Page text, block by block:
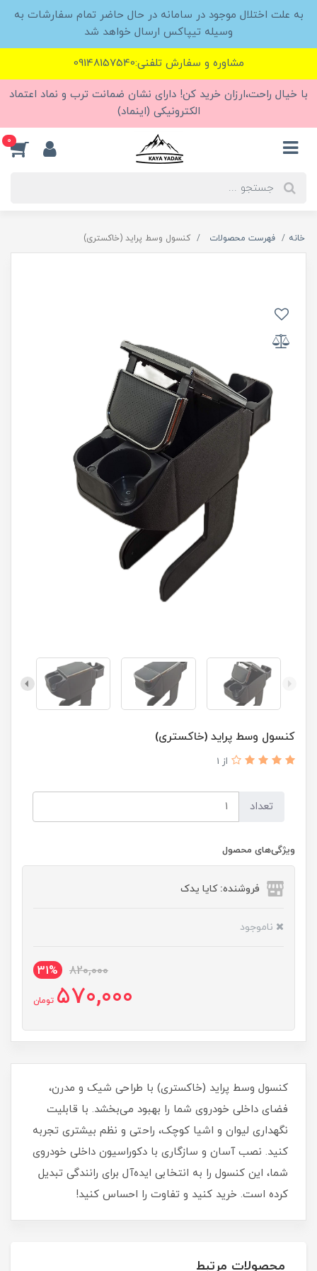
به علت اختلال موجود در سامانه در حال حاضر تمام سفارشات به
وسیله تیپاکس ارسال خواهد شد
مشاوره و سفارش تلفنی:09148157540
با خیال راحت،ارزان خرید کن! دارای نشان ضمانت ترب و نماد اعتماد
الکترونیکی (اینماد)
0
خانه فهرست محصولات کنسول وسط پراید (خاکستری)
کنسول وسط پراید (خاکستری)
از 1
تعداد
ویژگی‌های محصول
فروشنده: کایا یدک
ناموجود
820,000
31%
570,000 تومان
کنسول وسط پراید (خاکستری) با طراحی شیک و مدرن،
فضای داخلی خودروی شما را بهبود می‌بخشد. با قابلیت
نگهداری لیوان و اشیا کوچک، راحتی و نظم بیشتری تجربه
کنید. نصب آسان و سازگاری با دکوراسیون داخلی خودروی
شما، این کنسول را به انتخابی ایده‌آل برای رانندگی تبدیل
کرده است. خرید کنید و تفاوت را احساس کنید!
محصولات مرتبط